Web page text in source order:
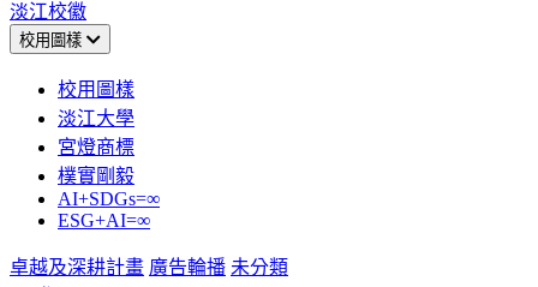
淡江校徽
校用圖樣
校用圖樣
淡江大學
宮燈商標
樸實剛毅
AI+SDGs=∞
ESG+AI=∞
卓越及深耕計畫 廣告輪播 未分類